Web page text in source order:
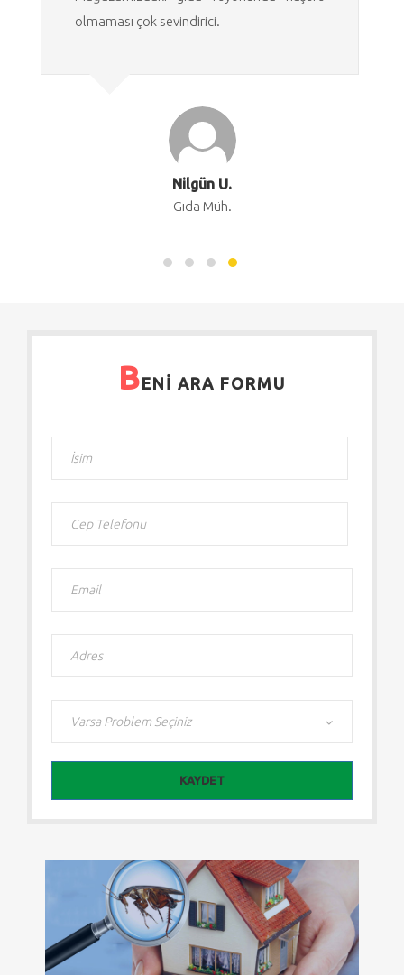
olmaması çok sevindirici.
Nilgün U.
Gıda Müh.
BENİ ARA FORMU
KAYDET